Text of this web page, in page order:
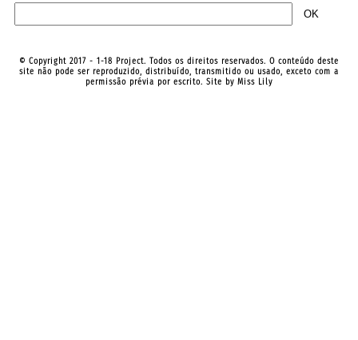
© Copyright 2017 - 1-18 Project. Todos os direitos reservados. O conteúdo deste
site não pode ser reproduzido, distribuído, transmitido ou usado, exceto com a
permissão prévia por escrito. Site by Miss Lily